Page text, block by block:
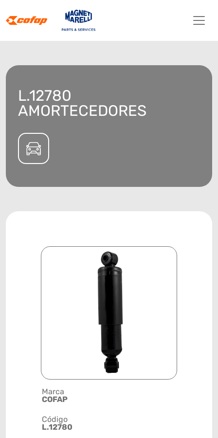
L.12780
AMORTECEDORES
Marca
COFAP
Código
L.12780